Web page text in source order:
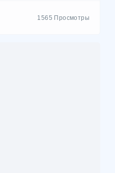
1565 Просмотры